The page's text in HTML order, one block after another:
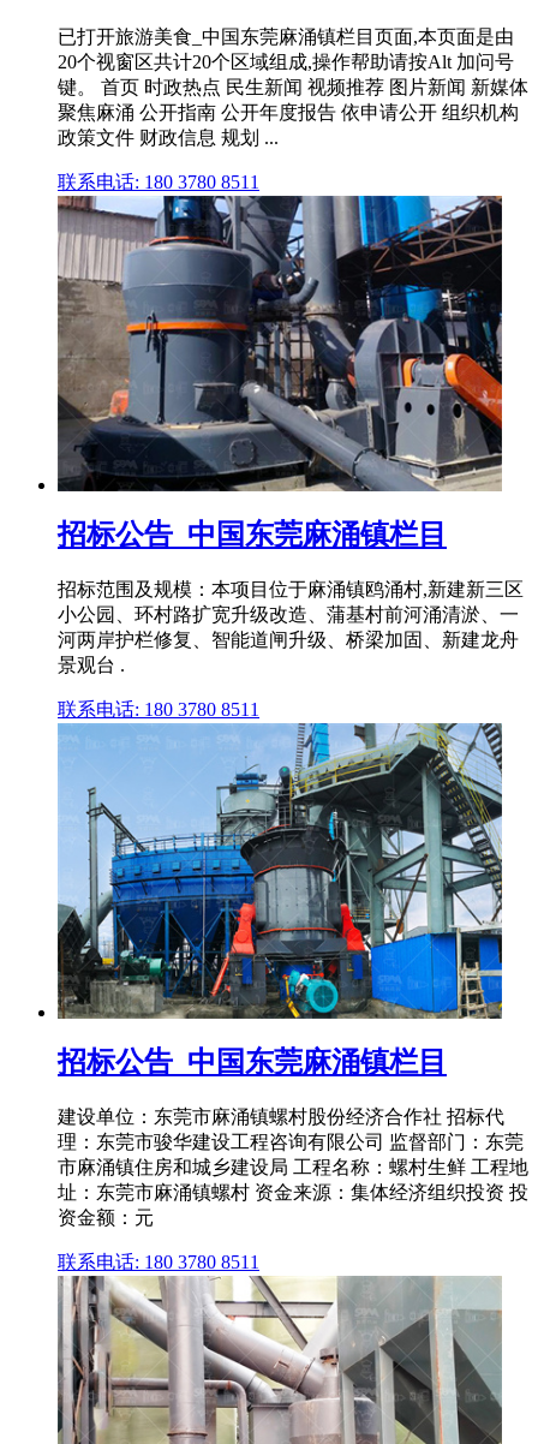
已打开旅游美食_中国东莞麻涌镇栏目页面,本页面是由
20个视窗区共计20个区域组成,操作帮助请按Alt 加问号
键。 首页 时政热点 民生新闻 视频推荐 图片新闻 新媒体
聚焦麻涌 公开指南 公开年度报告 依申请公开 组织机构
政策文件 财政信息 规划 ...
联系电话: 180 3780 8511
招标公告_中国东莞麻涌镇栏目
招标范围及规模：本项目位于麻涌镇鸥涌村,新建新三区
小公园、环村路扩宽升级改造、蒲基村前河涌清淤、一
河两岸护栏修复、智能道闸升级、桥梁加固、新建龙舟
景观台 .
联系电话: 180 3780 8511
招标公告_中国东莞麻涌镇栏目
建设单位：东莞市麻涌镇螺村股份经济合作社 招标代
理：东莞市骏华建设工程咨询有限公司 监督部门：东莞
市麻涌镇住房和城乡建设局 工程名称：螺村生鲜 工程地
址：东莞市麻涌镇螺村 资金来源：集体经济组织投资 投
资金额：元
联系电话: 180 3780 8511